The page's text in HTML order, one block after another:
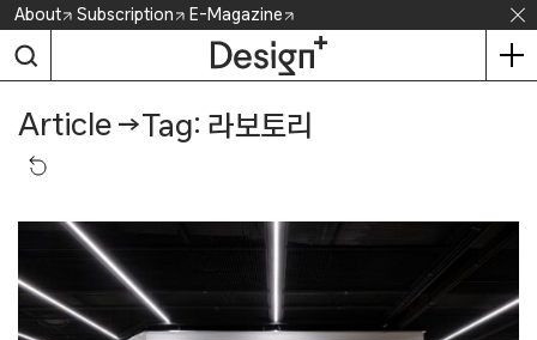
Skip
content
About Subscription E-Magazine
Article →Tag: 라보토리